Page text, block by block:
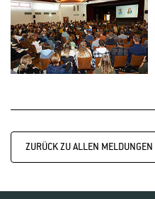
ZURÜCK ZU ALLEN MELDUNGEN